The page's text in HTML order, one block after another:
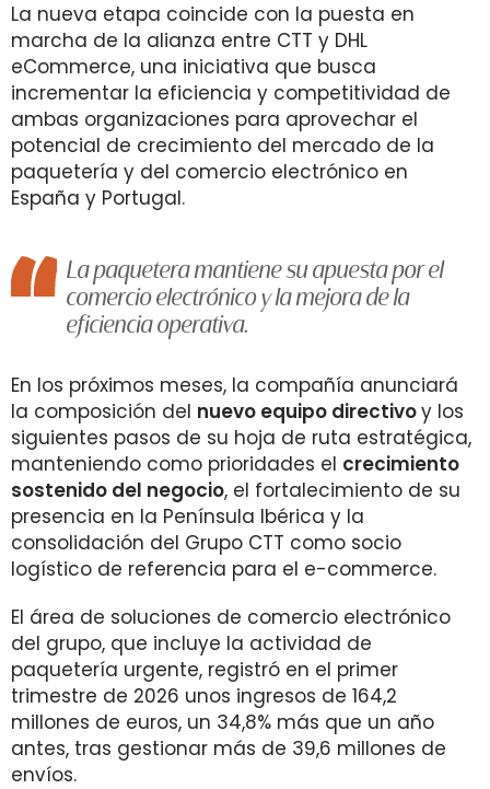
La nueva etapa coincide con la puesta en
marcha de la alianza entre CTT y DHL
eCommerce, una iniciativa que busca
incrementar la eficiencia y competitividad de
ambas organizaciones para aprovechar el
potencial de crecimiento del mercado de la
paquetería y del comercio electrónico en
España y Portugal.
La paquetera mantiene su apuesta por el
comercio electrónico y la mejora de la
eficiencia operativa.
En los próximos meses, la compañía anunciará
la composición del nuevo equipo directivoy los
siguientes pasos de su hoja de ruta estratégica,
manteniendo como prioridades el crecimiento
sostenido del negocio, el fortalecimiento de su
presencia en la Península Ibérica y la
consolidación del Grupo CTT como socio
logístico de referencia para el e-commerce.
El área de soluciones de comercio electrónico
del grupo, que incluye la actividad de
paquetería urgente, registró en el primer
trimestre de 2026 unos ingresos de 164,2
millones de euros, un 34,8% más que un año
antes, tras gestionar más de 39,6 millones de
envíos.